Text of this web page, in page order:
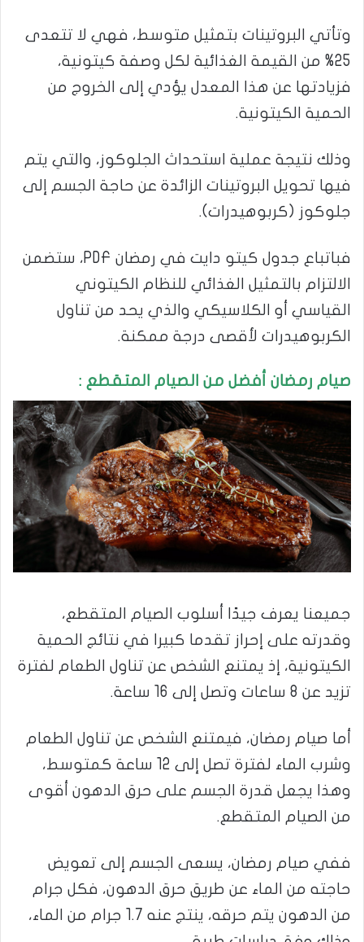
وتأتي البروتينات بتمثيل متوسط، فهي لا تتعدى
25% من القيمة الغذائية لكل وصفة كيتونية،
فزيادتها عن هذا المعدل يؤدي إلى الخروج من
الحمية الكيتونية.
وذلك نتيجة عملية استحداث الجلوكوز، والتي يتم
فيها تحويل البروتينات الزائدة عن حاجة الجسم إلى
جلوكوز (كربوهيدرات).
فباتباع جدول كيتو دايت في رمضان PDF، ستضمن
الالتزام بالتمثيل الغذائي للنظام الكيتوني
القياسي أو الكلاسيكي والذي يحد من تناول
الكربوهيدرات لأقصى درجة ممكنة.
صيام رمضان أفضل من الصيام المتقطع :
جميعنا يعرف جيدًا أسلوب الصيام المتقطع،
وقدرته على إحراز تقدما كبيرا في نتائج الحمية
الكيتونية، إذ يمتنع الشخص عن تناول الطعام لفترة
تزيد عن 8 ساعات وتصل إلى 16 ساعة.
أما صيام رمضان، فيمتنع الشخص عن تناول الطعام
وشرب الماء لفترة تصل إلى 12 ساعة كمتوسط،
وهذا يجعل قدرة الجسم على حرق الدهون أقوى
من الصيام المتقطع.
ففي صيام رمضان، يسعى الجسم إلى تعويض
حاجته من الماء عن طريق حرق الدهون، فكل جرام
من الدهون يتم حرقه، ينتج عنه 1.7 جرام من الماء،